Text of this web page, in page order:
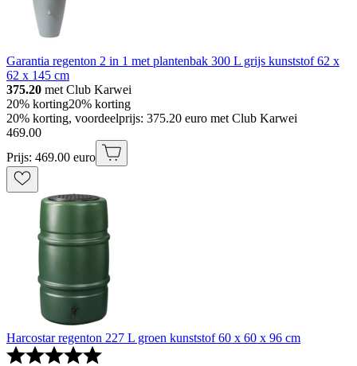
Garantia regenton 2 in 1 met plantenbak 300 L grijs kunststof 62 x
62 x 145 cm
375.20 met Club Karwei
20% korting20% korting
20% korting, voordeelprijs: 375.20 euro met Club Karwei
469.00
Prijs: 469.00 euro
Harcostar regenton 227 L groen kunststof 60 x 60 x 96 cm